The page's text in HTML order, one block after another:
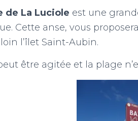
de La Luciole est une
Cette anse, vous
l’îlet Saint-Aubin.
être agitée et la plage